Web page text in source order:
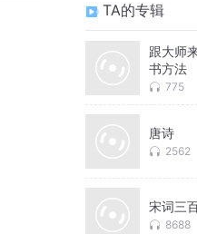
TA的专辑
跟大师
书方法
775
唐诗
2562
宋词三
8688